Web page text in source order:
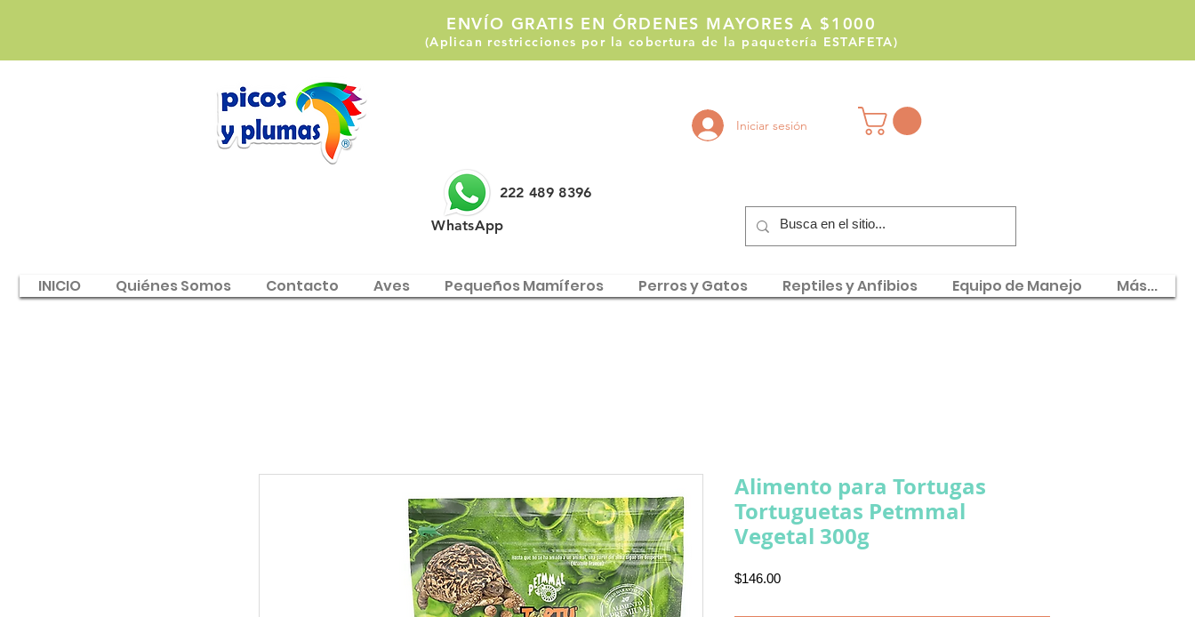
ENVÍO GRATIS EN ÓRDENES MAYORES A $1000
(Aplican restricciones por la cobertura de la paquetería ESTAFETA)
Iniciar sesión
222 489 8396
WhatsApp
INICIO Quiénes Somos Contacto Aves Pequeños Mamíferos Perros y Gatos Reptiles y Anfibios Equipo de Manejo Más...
Alimento para Tortugas
Tortuguetas Petmmal
Vegetal 300g
$146.00Precio